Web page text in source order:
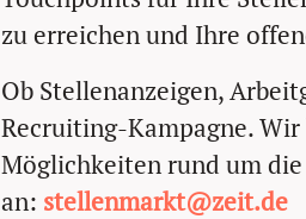
zu erreichen und Ihre
Ob Stellenanzeigen,
Recruiting-Kampagne.
Möglichkeiten rund um die
an: stellenmarkt@zeit.de